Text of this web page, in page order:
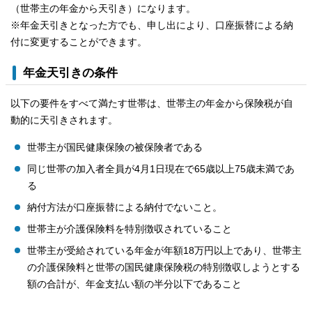
（世帯主の年金から天引き）になります。
※年金天引きとなった方でも、申し出により、口座振替による納
付に変更することができます。
年金天引きの条件
以下の要件をすべて満たす世帯は、世帯主の年金から保険税が自
動的に天引きされます。
世帯主が国民健康保険の被保険者である
同じ世帯の加入者全員が4月1日現在で65歳以上75歳未満であ
る
納付方法が口座振替による納付でないこと。
世帯主が介護保険料を特別徴収されていること
世帯主が受給されている年金が年額18万円以上であり、世帯主
の介護保険料と世帯の国民健康保険税の特別徴収しようとする
額の合計が、年金支払い額の半分以下であること